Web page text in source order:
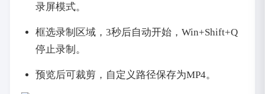
录屏模式。
框选录制区域，3秒后自动开始，Win+Shift+Q
停止录制。
预览后可裁剪，自定义路径保存为MP4。